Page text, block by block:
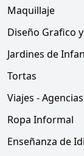
Maquillaje
Diseño Grafico
Jardines de
Tortas
Viajes - Agencias
Ropa Informal
Enseñanza de